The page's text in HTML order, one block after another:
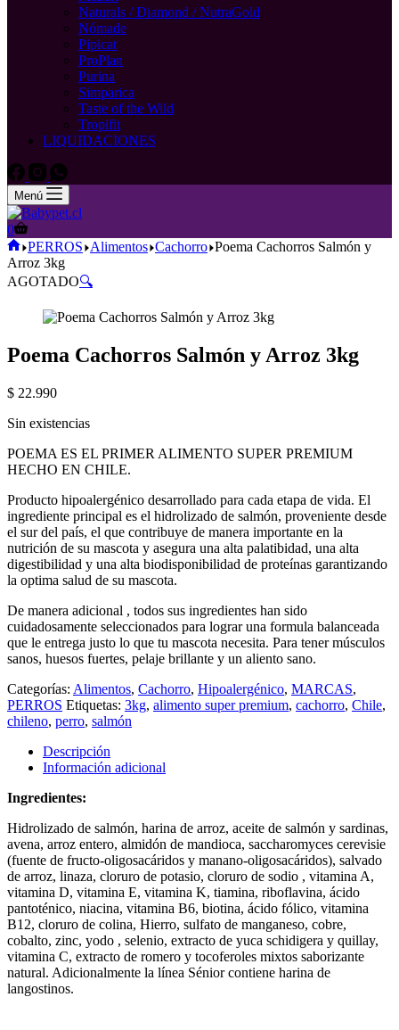
Naturals / Diamond / NutraGold
Nómade
Pipicat
ProPlan
Purina
Simparica
Taste of the Wild
Tropifit
LIQUIDACIONES
Menú
Carro
de
compra
0
Inicio
PERROS Alimentos Cachorro Poema Cachorros Salmón y
Arroz 3kg
AGOTADO🔍
Poema Cachorros Salmón y Arroz 3kg
$ 22.990
Sin existencias
POEMA ES EL PRIMER ALIMENTO SUPER PREMIUM
HECHO EN CHILE.
Producto hipoalergénico desarrollado para cada etapa de vida. El
ingrediente principal es el hidrolizado de salmón, proveniente desde
el sur del país, el que contribuye de manera importante en la
nutrición de su mascota y asegura una alta palatibidad, una alta
digestibilidad y una alta biodisponibilidad de proteínas garantizando
la optima salud de su mascota.
De manera adicional , todos sus ingredientes han sido
cuidadosamente seleccionados para lograr una formula balanceada
que le entrega justo lo que tu mascota necesita. Para tener músculos
sanos, huesos fuertes, pelaje brillante y un aliento sano.
Categorías: Alimentos, Cachorro, Hipoalergénico, MARCAS,
PERROS Etiquetas: 3kg, alimento super premium, cachorro, Chile,
chileno, perro, salmón
Descripción
Información adicional
Ingredientes:
Hidrolizado de salmón, harina de arroz, aceite de salmón y sardinas,
avena, arroz entero, almidón de mandioca, saccharomyces cerevisie
(fuente de fructo-oligosacáridos y manano-oligosacáridos), salvado
de arroz, linaza, cloruro de potasio, cloruro de sodio , vitamina A,
vitamina D, vitamina E, vitamina K, tiamina, riboflavina, ácido
pantoténico, niacina, vitamina B6, biotina, ácido fólico, vitamina
B12, cloruro de colina, Hierro, sulfato de manganeso, cobre,
cobalto, zinc, yodo , selenio, extracto de yuca schidigera y quillay,
vitamina C, extracto de romero y tocoferoles mixtos saborizante
natural. Adicionalmente la línea Sénior contiene harina de
langostinos.